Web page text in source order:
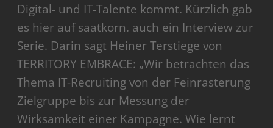
Digital- und IT-Talente kommt. Kürzlich gab
es hier auf saatkorn. auch ein Interview zur
Serie. Darin sagt Heiner Terstiege von
TERRITORY EMBRACE: „Wir betrachten das
Thema IT-Recruiting von der Feinrasterung
Zielgruppe bis zur Messung der
Wirksamkeit einer Kampagne. Wie lernt